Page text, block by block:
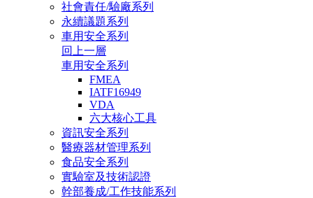
社會責任/驗廠系列
永續議題系列
車用安全系列
回上一層
車用安全系列
FMEA
IATF16949
VDA
六大核心工具
資訊安全系列
醫療器材管理系列
食品安全系列
實驗室及技術認證
幹部養成/工作技能系列